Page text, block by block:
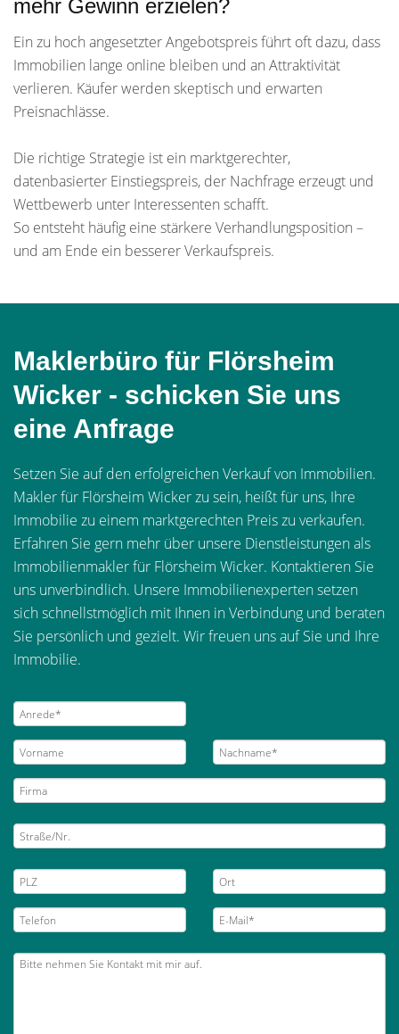
mehr Gewinn erzielen?
Ein zu hoch angesetzter Angebotspreis führt oft dazu, dass
Immobilien lange online bleiben und an Attraktivität
verlieren. Käufer werden skeptisch und erwarten
Preisnachlässe.
Die richtige Strategie ist ein marktgerechter,
datenbasierter Einstiegspreis, der Nachfrage erzeugt und
Wettbewerb unter Interessenten schafft.
So entsteht häufig eine stärkere Verhandlungsposition –
und am Ende ein besserer Verkaufspreis.
Maklerbüro für Flörsheim
Wicker - schicken Sie uns
eine Anfrage
Setzen Sie auf den erfolgreichen Verkauf von Immobilien.
Makler für Flörsheim Wicker zu sein, heißt für uns, Ihre
Immobilie zu einem marktgerechten Preis zu verkaufen.
Erfahren Sie gern mehr über unsere Dienstleistungen als
Immobilienmakler für Flörsheim Wicker. Kontaktieren Sie
uns unverbindlich. Unsere Immobilienexperten setzen
sich schnellstmöglich mit Ihnen in Verbindung und beraten
Sie persönlich und gezielt. Wir freuen uns auf Sie und Ihre
Immobilie.